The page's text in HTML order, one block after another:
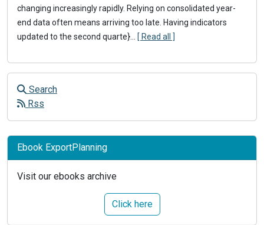
changing increasingly rapidly. Relying on consolidated year-
end data often means arriving too late. Having indicators
updated to the second quarte}
[ Read all ]
Search
Rss
Ebook ExportPlanning
Visit our ebooks archive
Click here